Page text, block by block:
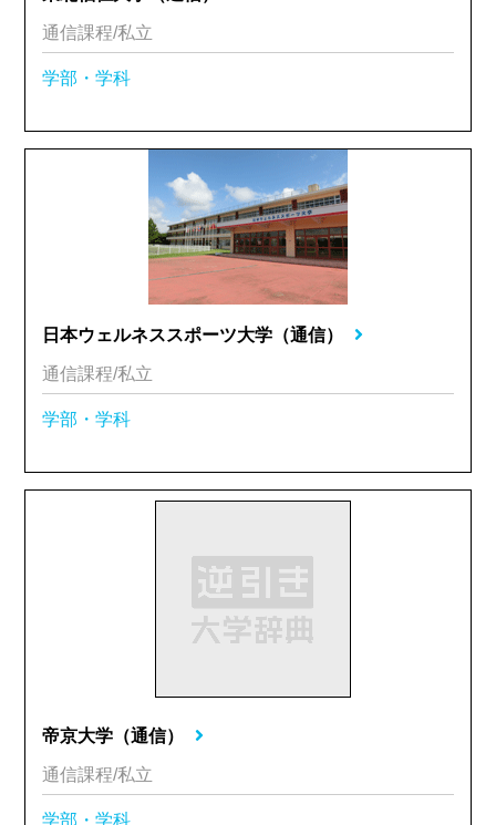
通信課程/私立
学部・学科
日本ウェルネススポーツ大学（通信）
通信課程/私立
学部・学科
帝京大学（通信）
通信課程/私立
学部・学科